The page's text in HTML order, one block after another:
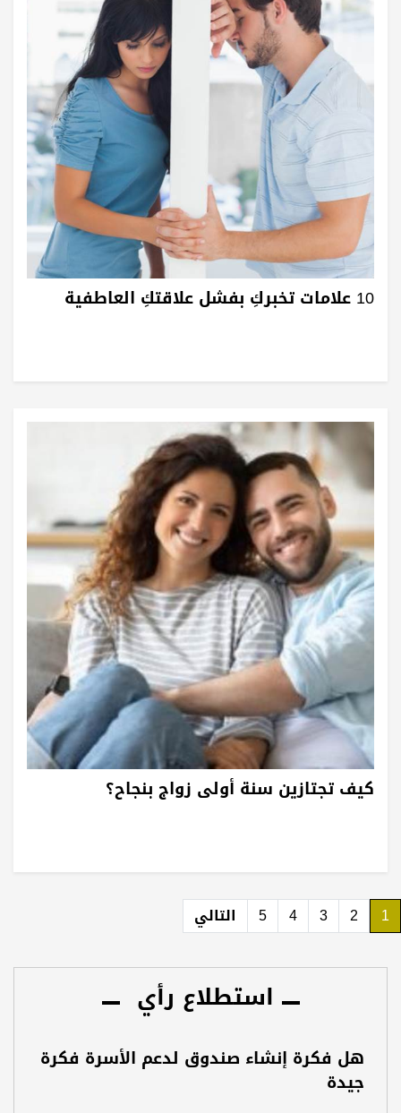
10 علامات تخبركِ بفشل علاقتكِ العاطفية
كيف تجتازين سنة أولى زواج بنجاح؟
1
2
3
4
5 التالي
استطلاع رأي
هل فكرة إنشاء صندوق لدعم الأسرة فكرة
جيدة